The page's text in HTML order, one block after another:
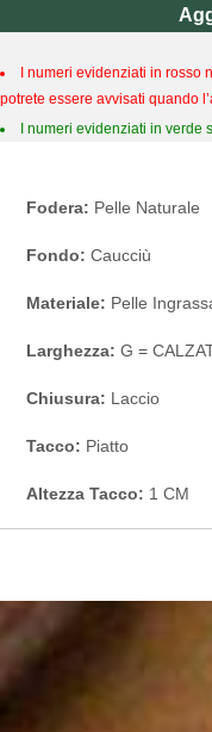
I numeri evidenziati in
potrete essere avvisati quando
I numeri evidenziati in
Fodera: Pelle Naturale
Fondo: Caucciù
Materiale: Pelle
Larghezza: G =
Chiusura: Laccio
Tacco: Piatto
Altezza Tacco: 1 CM